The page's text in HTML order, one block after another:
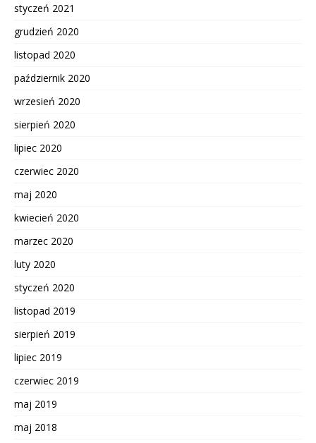
styczeń 2021
grudzień 2020
listopad 2020
październik 2020
wrzesień 2020
sierpień 2020
lipiec 2020
czerwiec 2020
maj 2020
kwiecień 2020
marzec 2020
luty 2020
styczeń 2020
listopad 2019
sierpień 2019
lipiec 2019
czerwiec 2019
maj 2019
maj 2018